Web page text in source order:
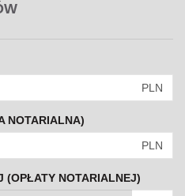
PLN
NOTARIALNA)
PLN
(OPŁATY NOTARIALNEJ)